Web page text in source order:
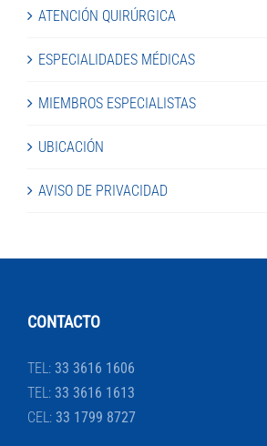
ATENCIÓN QUIRÚRGICA
ESPECIALIDADES MÉDICAS
MIEMBROS ESPECIALISTAS
UBICACIÓN
AVISO DE PRIVACIDAD
CONTACTO
TEL: 33 3616 1606
TEL: 33 3616 1613
CEL: 33 1799 8727